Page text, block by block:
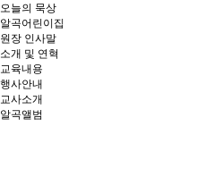
오늘의 묵상
알곡어린이집
원장 인사말
소개 및 연혁
교육내용
행사안내
교사소개
알곡앨범